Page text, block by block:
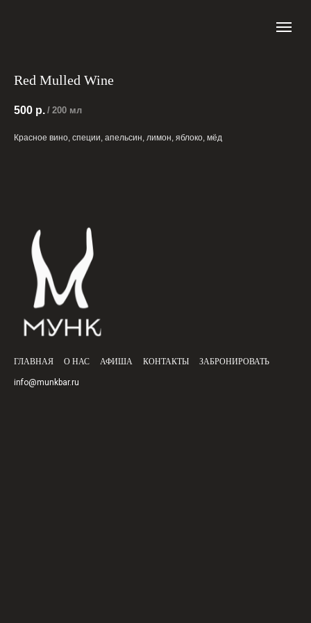
Red Mulled Wine
500 р. / 200 мл
Красное вино, специи, апельсин, лимон, яблоко, мёд
ГЛАВНАЯ О НАС АФИША КОНТАКТЫ ЗАБРОНИРОВАТЬ
info@munkbar.ru